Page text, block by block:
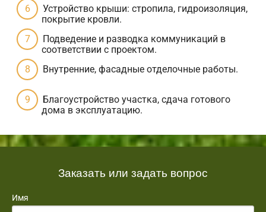
Устройство крыши: стропила, гидроизоляция,
покрытие кровли.
Подведение и разводка коммуникаций в
соответствии с проектом.
Внутренние, фасадные отделочные работы.
Благоустройство участка, сдача готового
дома в эксплуатацию.
Заказать или задать вопрос
Имя